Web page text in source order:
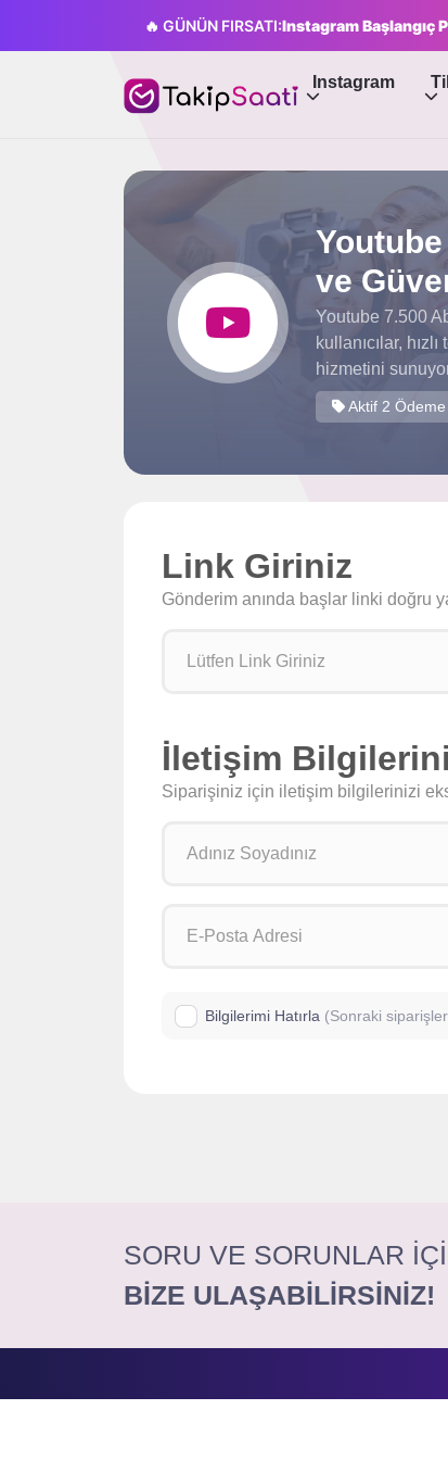
🔥 GÜNÜN FIRSATI:Instagram Başlangıç
Instagram
Youtube
ve
Youtube 7.500
kullanıcılar,
hizmetini
Aktif 2
Link Giriniz
Gönderim anında başlar linki doğru
İletişim
Siparişiniz için iletişim bilgilerinizi
Bilgilerimi Hatırla (Sonraki
SORU VE SORUNLAR
BİZE ULAŞABİLİRSİNİZ!